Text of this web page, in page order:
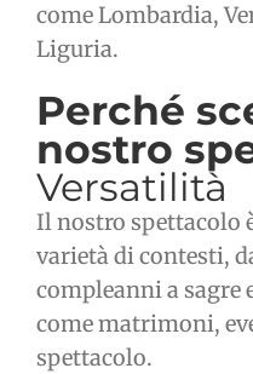
come Lombardia,
Liguria.
Perché
nostro
Versatilità
Il nostro spettacolo
varietà di contesti,
compleanni a sagre
come matrimoni,
spettacolo.